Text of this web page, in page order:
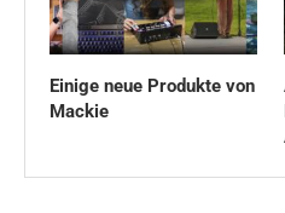
Einige neue Produkte von
Mackie